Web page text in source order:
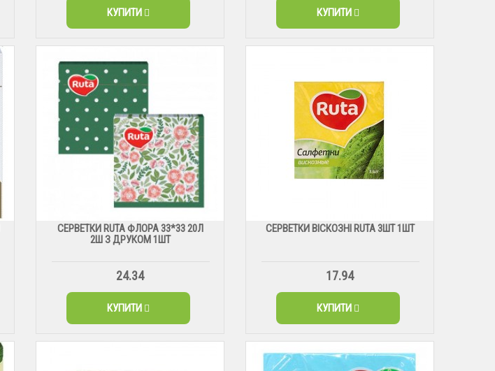
КУПИТИ КУПИТИ
СЕРВЕТКИ RUTA ФЛОРА 33*33 20Л
2Ш З ДРУКОМ 1ШТ
24.34
КУПИТИ
СЕРВЕТКИ ВІСКОЗНІ RUTA 3ШТ 1ШТ
17.94
КУПИТИ